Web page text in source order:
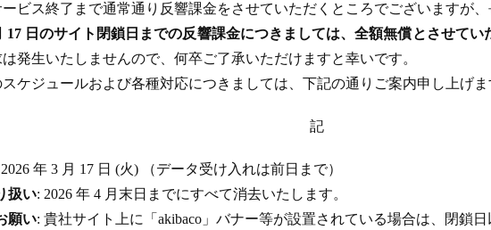
ビス終了まで通常通り反響課金をさせていただくところでございますが
17 日のサイト閉鎖日までの反響課金につきましては、全額無償とさせてい
発生いたしませんので、何卒ご了承いただけますと幸いです。
ケジュールおよび各種対応につきましては、下記の通りご案内申し上げま
記
年 3 月 17 日 (火) （データ受け入れは前日まで）
扱い: 2026 年 4 月末日までにすべて消去いたします。
願い: 貴社サイト上に「akibaco」バナー等が設置されている場合は、閉鎖